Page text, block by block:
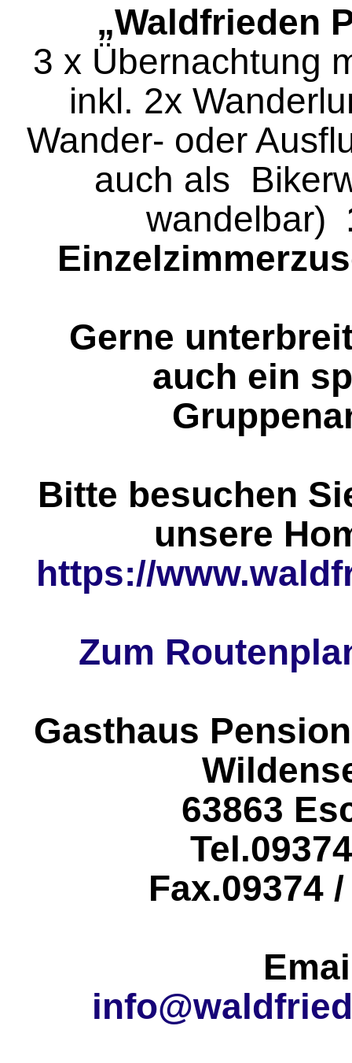
„Waldfrieden
3 x Übernachtung
inkl. 2x
Wander- oder
auch als
wandelbar)
Gerne
auch ein
Bitte besuchen
unsere
https://
Zum
Gasthaus
63863
Fax.09374